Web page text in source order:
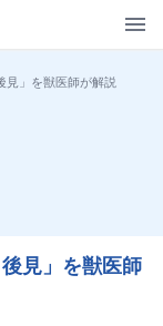
見」を獣医師が解説
見」を獣医師